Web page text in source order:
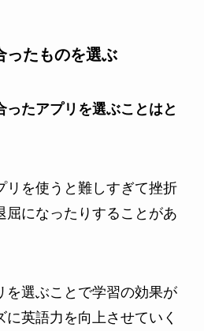
たものを選ぶ
ったアプリを選ぶことはと
リを使うと難しすぎて挫折
屈になったりすることがあ
を選ぶことで学習の効果が
英語力を向上させていく